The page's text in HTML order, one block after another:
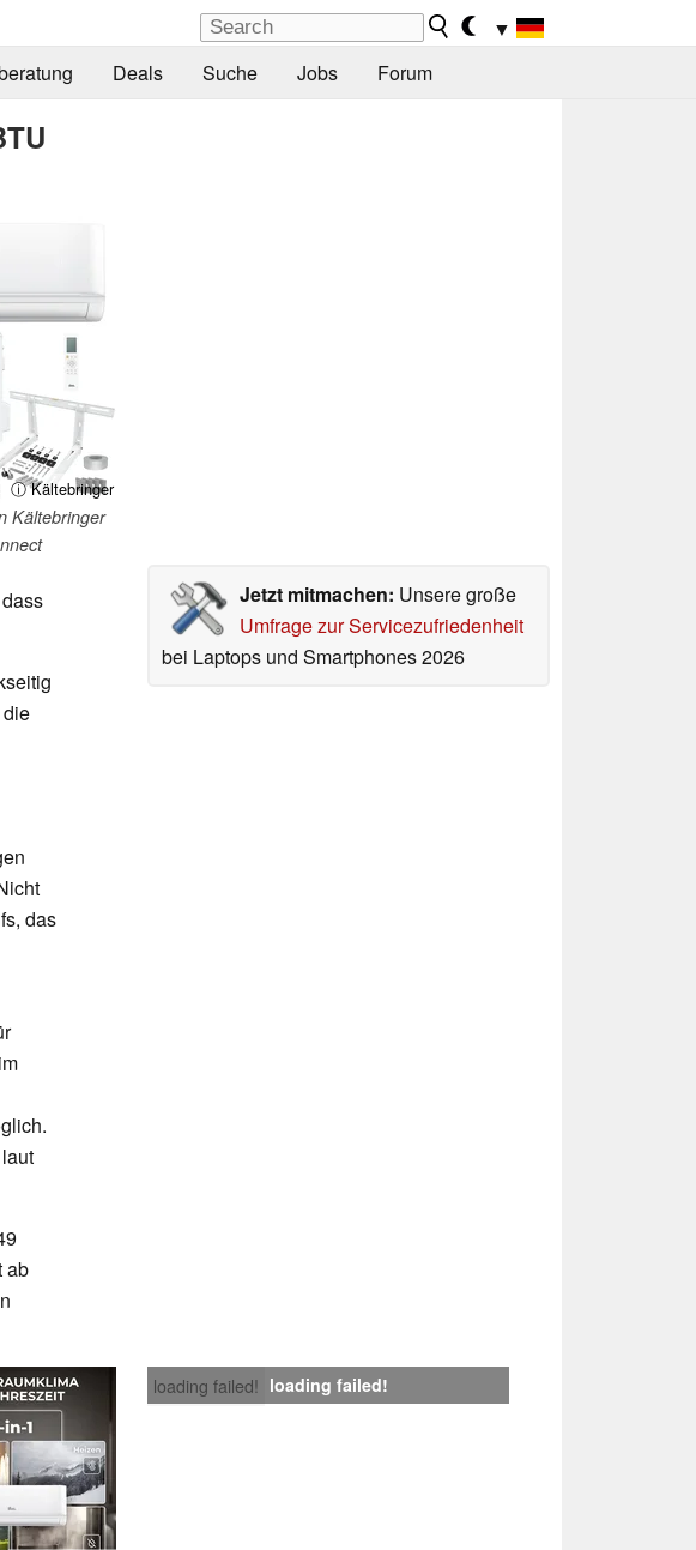
▼
Deals Suche Jobs Forum
ⓘ Kältebringer
Kältebringer
Jetzt mitmachen: Unsere große
Umfrage zur Servicezufriedenheit
bei Laptops und Smartphones 2026
das
ab
loading failed! loading failed!